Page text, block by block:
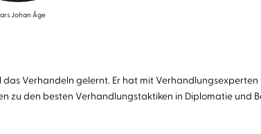
Johan Åge
Verhandeln gelernt. Er hat mit Verhandlungsexperten
zu den besten Verhandlungstaktiken in Diplomatie und